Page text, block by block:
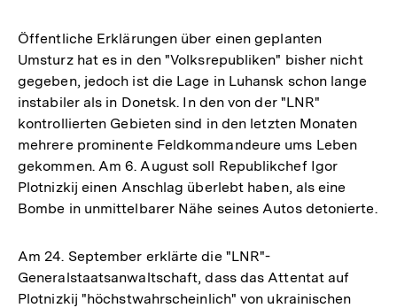
Öffentliche Erklärungen über einen geplanten
Umsturz hat es in den "Volksrepubliken" bisher nicht
gegeben, jedoch ist die Lage in Luhansk schon lange
instabiler als in Donetsk. In den von der "LNR"
kontrollierten Gebieten sind in den letzten Monaten
mehrere prominente Feldkommandeure ums Leben
gekommen. Am 6. August soll Republikchef Igor
Plotnizkij einen Anschlag überlebt haben, als eine
Bombe in unmittelbarer Nähe seines Autos detonierte.
Am 24. September erklärte die "LNR"-
Generalstaatsanwaltschaft, dass das Attentat auf
Plotnizkij "höchstwahrscheinlich" von ukrainischen